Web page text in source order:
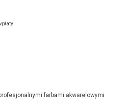
farbami akwarelowymi